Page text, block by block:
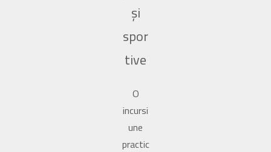
și
spor
tive
O
incursi
une
practic